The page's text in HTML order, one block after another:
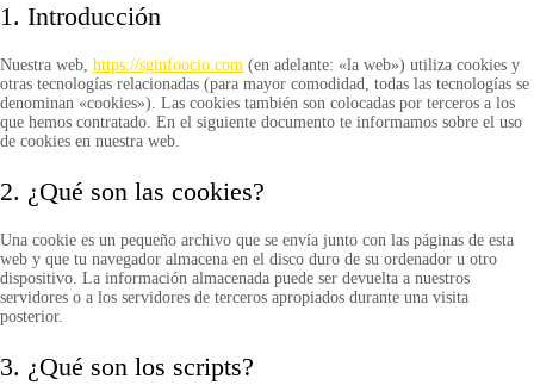
1. Introducción
Nuestra web, https://sginfoocio.com (en adelante: «la web») utiliza cookies y
otras tecnologías relacionadas (para mayor comodidad, todas las tecnologías se
denominan «cookies»). Las cookies también son colocadas por terceros a los
que hemos contratado. En el siguiente documento te informamos sobre el uso
de cookies en nuestra web.
2. ¿Qué son las cookies?
Una cookie es un pequeño archivo que se envía junto con las páginas de esta
web y que tu navegador almacena en el disco duro de su ordenador u otro
dispositivo. La información almacenada puede ser devuelta a nuestros
servidores o a los servidores de terceros apropiados durante una visita
posterior.
3. ¿Qué son los scripts?